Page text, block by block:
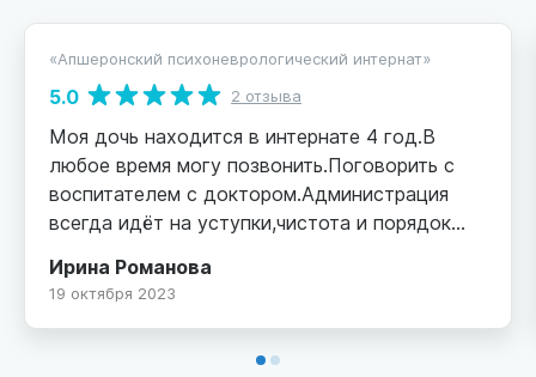
«Апшеронский психоневрологический интернат»
5.0 2 отзыва
Моя дочь находится в интернате 4 год.В
любое время могу позвонить.Поговорить с
воспитателем с доктором.Администрация
всегда идёт на уступки,чистота и порядок
фрукты.До определения дочери я обьездила
по краю много интернетом с заболеванием
Спасибо сотрудникам и директору за заботу
Ирина Романова
19 октября 2023